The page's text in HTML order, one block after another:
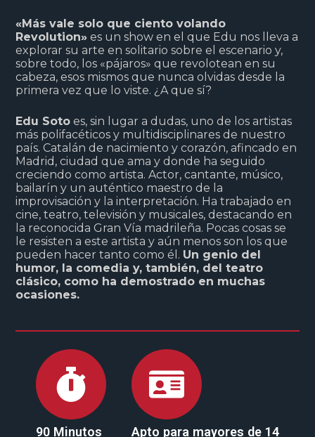
«Más vale solo que ciento volando
Revolution» es un show en el que Edu nos lleva a
explorar su arte en solitario sobre el escenario y,
sobre todo, los «pájaros» que revolotean en su
cabeza, esos mismos que nunca olvidas desde la
primera vez que lo viste. ¿A que sí?
Edu Soto es, sin lugar a dudas, uno de los artistas
más polifacéticos y multidisciplinares de nuestro
país. Catalán de nacimiento y corazón, afincado en
Madrid, ciudad que ama y donde ha seguido
creciendo como artista. Actor, cantante, músico,
bailarín y un auténtico maestro de la
improvisación y la interpretación. Ha trabajado en
cine, teatro, televisión y musicales, destacando en
la reconocida Gran Vía madrileña. Pocas cosas se
le resisten a este artista y aún menos son los que
pueden hacer tanto como él. Un genio del
humor, la comedia y, también, del teatro
clásico, como ha demostrado en muchas
ocasiones.
90 Minutos Apto para mayores de 14